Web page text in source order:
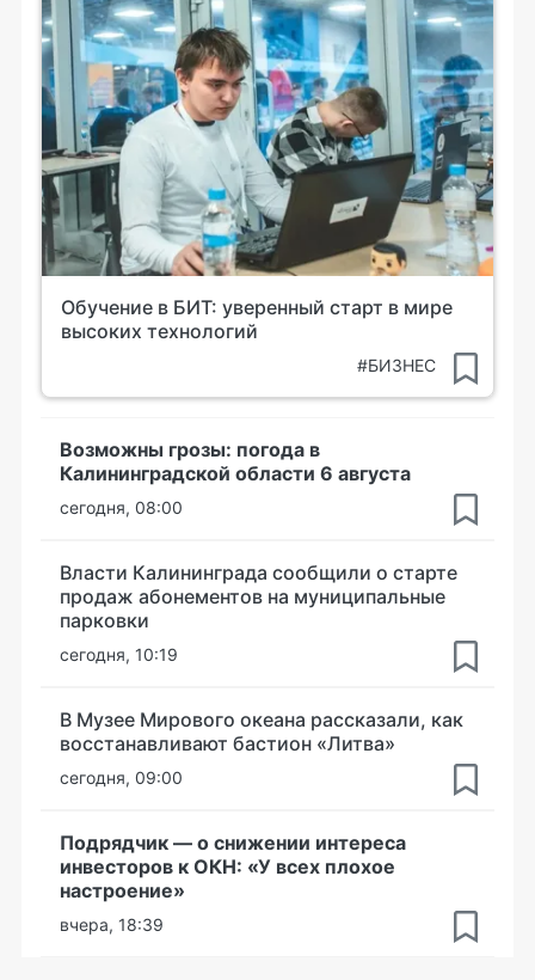
Обучение в БИТ: уверенный старт в мире
высоких технологий
#БИЗНЕС
Возможны грозы: погода в
Калининградской области 6 августа
сегодня, 08:00
Власти Калининграда сообщили о старте
продаж абонементов на муниципальные
парковки
сегодня, 10:19
В Музее Мирового океана рассказали, как
восстанавливают бастион «Литва»
сегодня, 09:00
Подрядчик — о снижении интереса
инвесторов к ОКН: «У всех плохое
настроение»
вчера, 18:39